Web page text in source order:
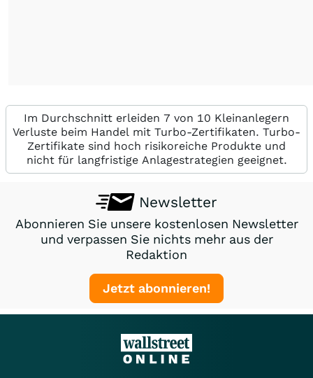
Im Durchschnitt erleiden 7 von 10 Kleinanlegern
Verluste beim Handel mit Turbo-Zertifikaten. Turbo-
Zertifikate sind hoch risikoreiche Produkte und
nicht für langfristige Anlagestrategien geeignet.
Newsletter
Abonnieren Sie unsere kostenlosen Newsletter
und verpassen Sie nichts mehr aus der
Redaktion
Jetzt abonnieren!